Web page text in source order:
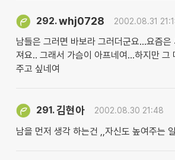
292.whj0728 2002.08.31
남들은 그러면 바보라 그러더군요...요즘은
져요.. 그래서 가슴이 아프네여...하지만 그
주고 싶네여
291.김현아 2002.08.30 21:48
남을 먼저 생각 하는건 ,,자신도 높여주는